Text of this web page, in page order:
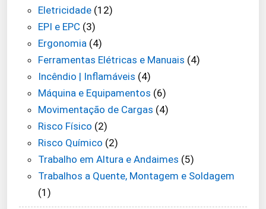
Eletricidade (12)
EPI e EPC (3)
Ergonomia (4)
Ferramentas Elétricas e Manuais (4)
Incêndio | Inflamáveis (4)
Máquina e Equipamentos (6)
Movimentação de Cargas (4)
Risco Físico (2)
Risco Químico (2)
Trabalho em Altura e Andaimes (5)
Trabalhos a Quente, Montagem e Soldagem
(1)